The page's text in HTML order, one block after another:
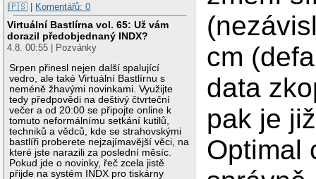
|🇵🇸 | Komentářů: 0
Virtuální Bastlírna vol. 65: Už vám
dorazil předobjednaný INDX?
4.8. 00:55 | Pozvánky
Srpen přinesl nejen další spalující
vedro, ale také Virtuální Bastlírnu s
neméně žhavými novinkami. Využijte
tedy předpovědi na deštivý čtvrteční
večer a od 20:00 se připojte online k
tomuto neformálnímu setkání kutilů,
techniků a vědců, kde se strahovskými
bastlíři proberete nejzajímavější věci, na
které jste narazili za poslední měsíc.
Pokud jde o novinky, řeč zcela jistě
přijde na systém INDX pro tiskárny
cm
data
pak je
Optimal